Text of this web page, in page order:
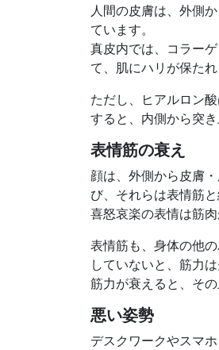
人間の皮膚は、外側
ています。
真皮内では、コラー
て、肌にハリが保たれ
ただし、ヒアルロン
すると、内側から突
表情筋の衰え
顔は、外側から皮膚
び、それらは表情筋と
喜怒哀楽の表情は筋
表情筋も、身体の他
していないと、筋力
筋力が衰えると、そ
悪い姿勢
デスクワークやスマ